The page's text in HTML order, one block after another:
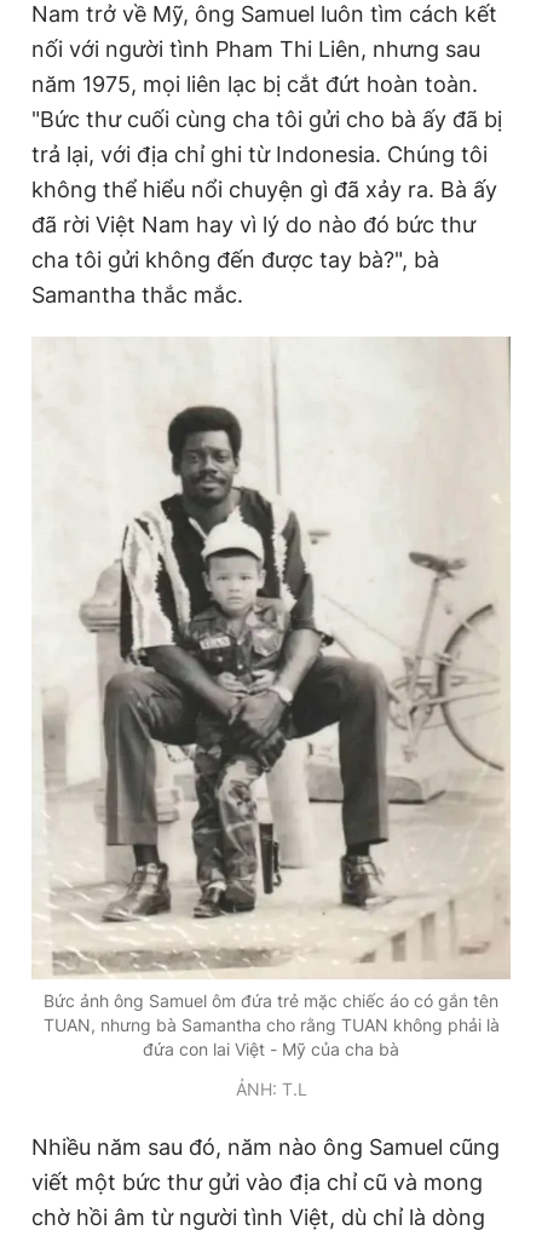
Nam trở về Mỹ, ông Samuel luôn tìm cách kết
nối với người tình Pham Thi Liên, nhưng sau
năm 1975, mọi liên lạc bị cắt đứt hoàn toàn.
"Bức thư cuối cùng cha tôi gửi cho bà ấy đã bị
trả lại, với địa chỉ ghi từ Indonesia. Chúng tôi
không thể hiểu nổi chuyện gì đã xảy ra. Bà ấy
đã rời Việt Nam hay vì lý do nào đó bức thư
cha tôi gửi không đến được tay bà?", bà
Samantha thắc mắc.
Bức ảnh ông Samuel ôm đứa trẻ mặc chiếc áo có gắn tên
TUAN, nhưng bà Samantha cho rằng TUAN không phải là
đứa con lai Việt - Mỹ của cha bà
ẢNH: T.L
Nhiều năm sau đó, năm nào ông Samuel cũng
viết một bức thư gửi vào địa chỉ cũ và mong
chờ hồi âm từ người tình Việt, dù chỉ là dòng